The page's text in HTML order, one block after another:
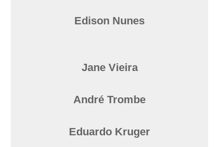
Edison Nunes
Jane Vieira
André Trombe
Eduardo Kruger